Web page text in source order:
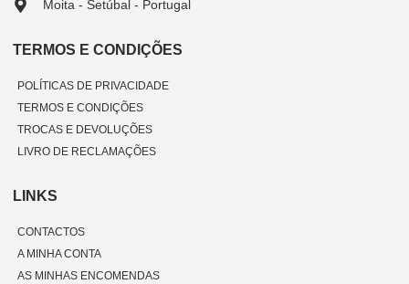
Moita - Setúbal - Portugal
TERMOS E CONDIÇÕES
POLÍTICAS DE PRIVACIDADE
TERMOS E CONDIÇÕES
TROCAS E DEVOLUÇÕES
LIVRO DE RECLAMAÇÕES
LINKS
CONTACTOS
A MINHA CONTA
AS MINHAS ENCOMENDAS